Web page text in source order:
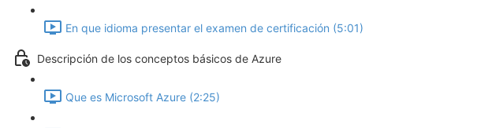
En que idioma presentar el examen de certificación (5:01)
Descripción de los conceptos básicos de Azure
Que es Microsoft Azure (2:25)